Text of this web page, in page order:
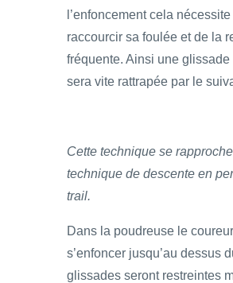
l’enfoncement cela
raccourcir sa foulée et de la
fréquente. Ainsi une glissade
sera vite rattrapée par le
Cette technique se
technique de descente en
trail.
Dans la poudreuse le
s’enfoncer jusqu’au dessus
glissades seront restreintes